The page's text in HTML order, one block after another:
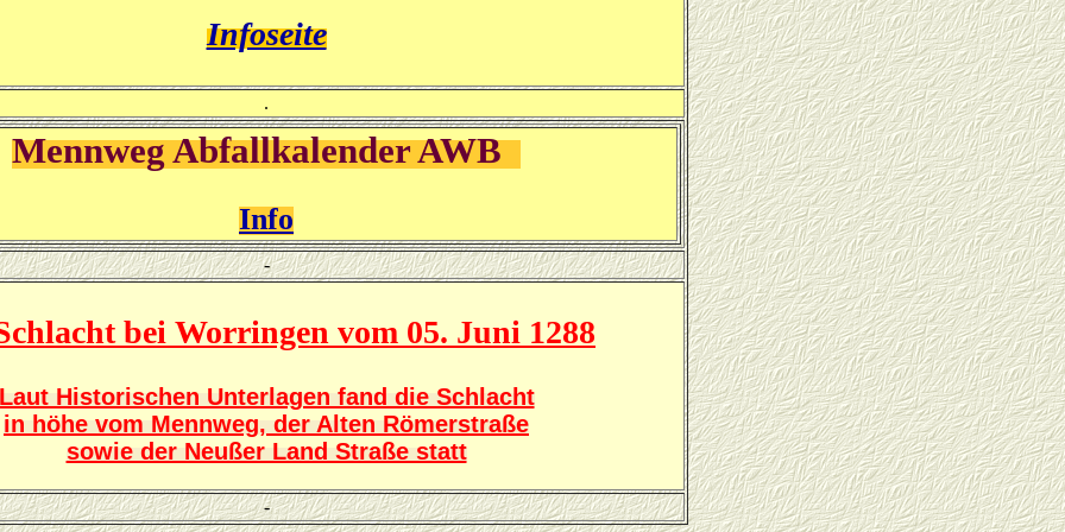
Infoseite
.
Mennweg Abfallkalender AWB
Info
-
bei Worringen vom 05. Juni 1288
Historischen Unterlagen fand die Schlacht
in höhe vom Mennweg, der Alten Römerstraße
sowie der Neußer Land Straße statt
-